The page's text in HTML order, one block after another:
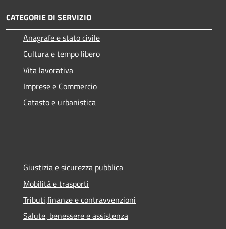
CATEGORIE DI SERVIZIO
Anagrafe e stato civile
Cultura e tempo libero
Vita lavorativa
Imprese e Commercio
Catasto e urbanistica
Giustizia e sicurezza pubblica
Mobilità e trasporti
Tributi,finanze e contravvenzioni
Salute, benessere e assistenza